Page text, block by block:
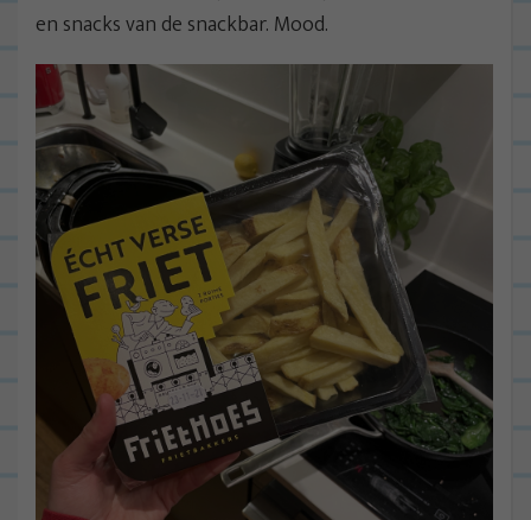
en snacks van de snackbar. Mood.